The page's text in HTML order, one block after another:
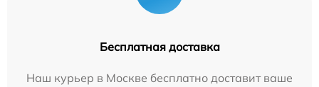
Бесплатная доставка
Наш курьер в Москве бесплатно доставит ваше